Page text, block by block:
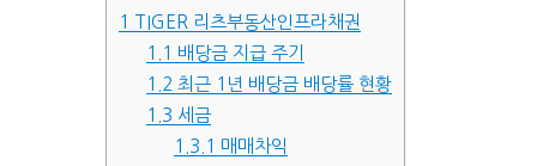
1
TIGER 리츠부동산인프라채권
1.1 배당금 지급 주기
1.2 최근 1년 배당금 배당률 현황
1.3 세금
1.3.1 매매차익